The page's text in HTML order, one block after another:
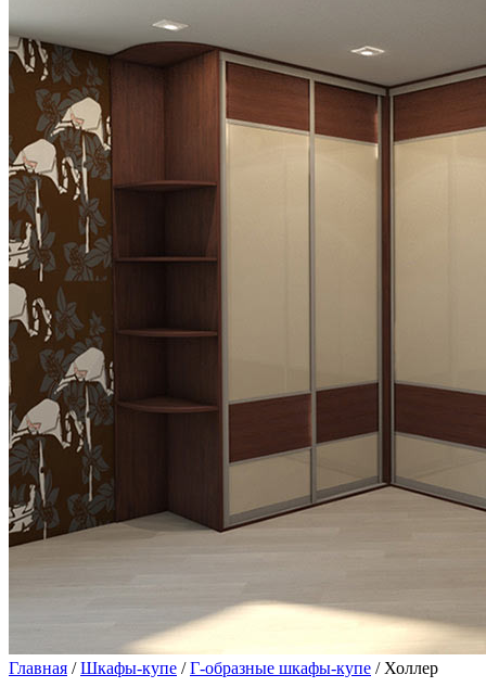
Главная /Шкафы-купе /Г-образные шкафы-купе / Холлер